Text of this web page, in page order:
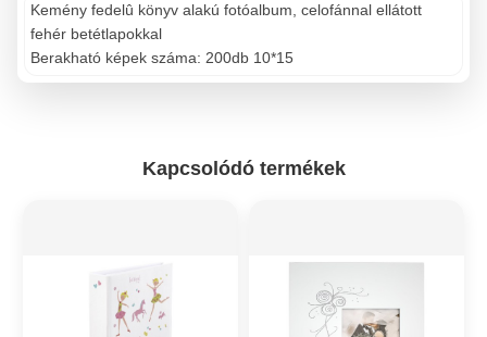
Kemény fedelû könyv alakú fotóalbum, celofánnal ellátott
fehér betétlapokkal
Berakható képek száma: 200db 10*15
Kapcsolódó termékek